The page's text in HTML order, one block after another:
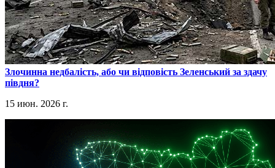
​Злочинна недбалість, або чи відповість Зеленський за здачу
півдня?
15 июн. 2026 г.